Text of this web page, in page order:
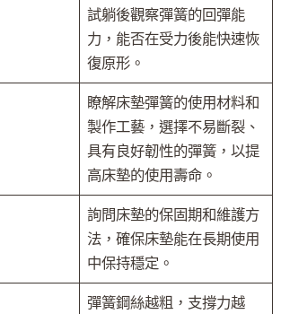
試躺後觀察彈簧的回彈能
力，能否在受力後能快速恢
復原形。
瞭解床墊彈簧的使用材料和
製作工藝，選擇不易斷裂、
具有良好韌性的彈簧，以提
高床墊的使用壽命。
詢問床墊的保固期和維護方
法，確保床墊能在長期使用
中保持穩定。
彈簧鋼絲越粗，支撐力越